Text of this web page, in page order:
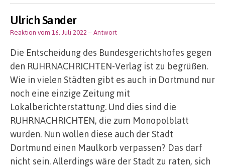
Ulrich Sander
Reaktion vom 16. Juli 2022 – Antwort
Die Entscheidung des Bundesgerichtshofes gegen
den RUHRNACHRICHTEN-Verlag ist zu begrüßen.
Wie in vielen Städten gibt es auch in Dortmund nur
noch eine einzige Zeitung mit
Lokalberichterstattung. Und dies sind die
RUHRNACHRICHTEN, die zum Monopolblatt
wurden. Nun wollen diese auch der Stadt
Dortmund einen Maulkorb verpassen? Das darf
nicht sein. Allerdings wäre der Stadt zu raten, sich